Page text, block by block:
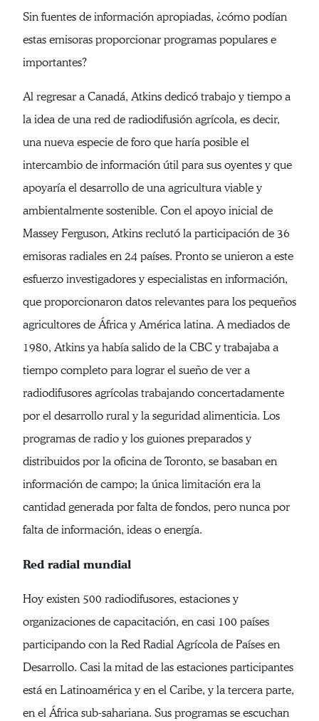
Sin fuentes de información apropiadas, ¿cómo podían
estas emisoras proporcionar programas populares e
importantes?
Al regresar a Canadá, Atkins dedicó trabajo y tiempo a
la idea de una red de radiodifusión agrícola, es decir,
una nueva especie de foro que haría posible el
intercambio de información útil para sus oyentes y que
apoyaría el desarrollo de una agricultura viable y
ambientalmente sostenible. Con el apoyo inicial de
Massey Ferguson, Atkins reclutó la participación de 36
emisoras radiales en 24 países. Pronto se unieron a este
esfuerzo investigadores y especialistas en información,
que proporcionaron datos relevantes para los pequeños
agricultores de África y América latina. A mediados de
1980, Atkins ya había salido de la CBC y trabajaba a
tiempo completo para lograr el sueño de ver a
radiodifusores agrícolas trabajando concertadamente
por el desarrollo rural y la seguridad alimenticia. Los
programas de radio y los guiones preparados y
distribuidos por la oficina de Toronto, se basaban en
información de campo; la única limitación era la
cantidad generada por falta de fondos, pero nunca por
falta de información, ideas o energía.
Red radial mundial
Hoy existen 500 radiodifusores, estaciones y
organizaciones de capacitación, en casi 100 países
participando con la Red Radial Agrícola de Países en
Desarrollo. Casi la mitad de las estaciones participantes
está en Latinoamérica y en el Caribe, y la tercera parte,
en el África sub-sahariana. Sus programas se escuchan